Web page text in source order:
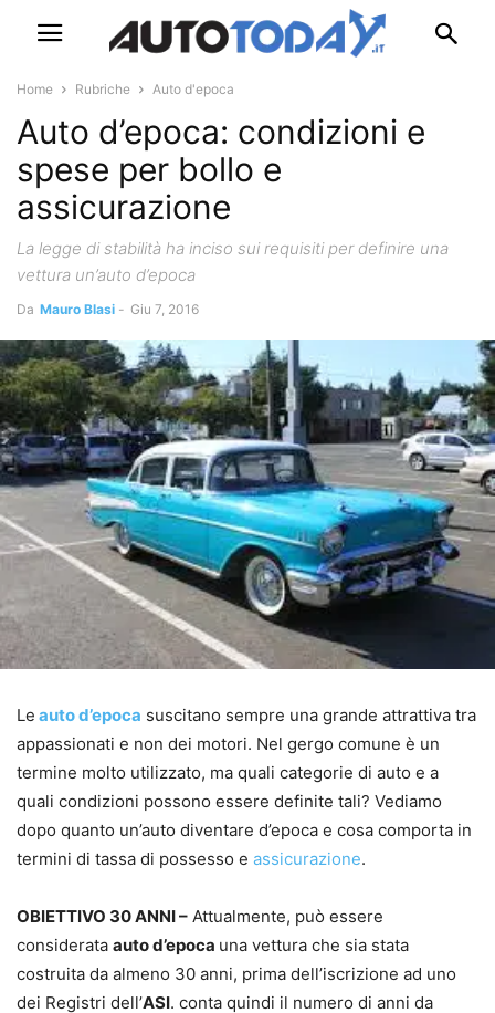
Home Rubriche Auto d'epoca
Auto d’epoca: condizioni e
spese per bollo e
assicurazione
La legge di stabilità ha inciso sui requisiti per definire una
vettura un’auto d’epoca
Da Mauro Blasi - Giu 7, 2016
Le auto d’epoca suscitano sempre una grande attrattiva tra
appassionati e non dei motori. Nel gergo comune è un
termine molto utilizzato, ma quali categorie di auto e a
quali condizioni possono essere definite tali? Vediamo
dopo quanto un’auto diventare d’epoca e cosa comporta in
termini di tassa di possesso e assicurazione.
OBIETTIVO 30 ANNI – Attualmente, può essere
considerata auto d’epoca una vettura che sia stata
costruita da almeno 30 anni, prima dell’iscrizione ad uno
dei Registri dell’ASI. conta quindi il numero di anni da